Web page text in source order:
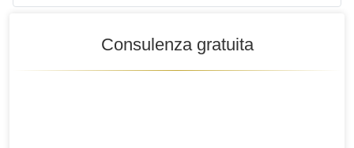
Consulenza gratuita